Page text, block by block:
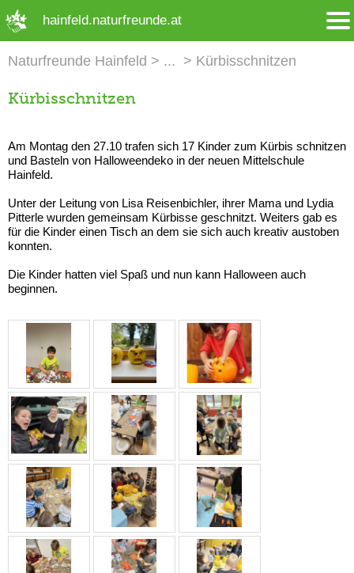
hainfeld.naturfreunde.at
Naturfreunde Hainfeld Kürbisschnitzen
Kürbisschnitzen
Am Montag den 27.10 trafen sich 17 Kinder zum Kürbis schnitzen
und Basteln von Halloweendeko in der neuen Mittelschule
Hainfeld.
Unter der Leitung von Lisa Reisenbichler, ihrer Mama und Lydia
Pitterle wurden gemeinsam Kürbisse geschnitzt. Weiters gab es
für die Kinder einen Tisch an dem sie sich auch kreativ austoben
konnten.
Die Kinder hatten viel Spaß und nun kann Halloween auch
beginnen.